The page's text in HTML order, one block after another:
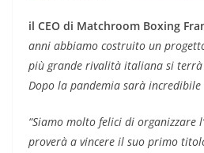
il CEO di Matchroom Boxing
anni abbiamo costruito un
più grande rivalità italiana si
Dopo la pandemia sarà incredibile
“Siamo molto felici di organizzare
proverà a vincere il suo primo